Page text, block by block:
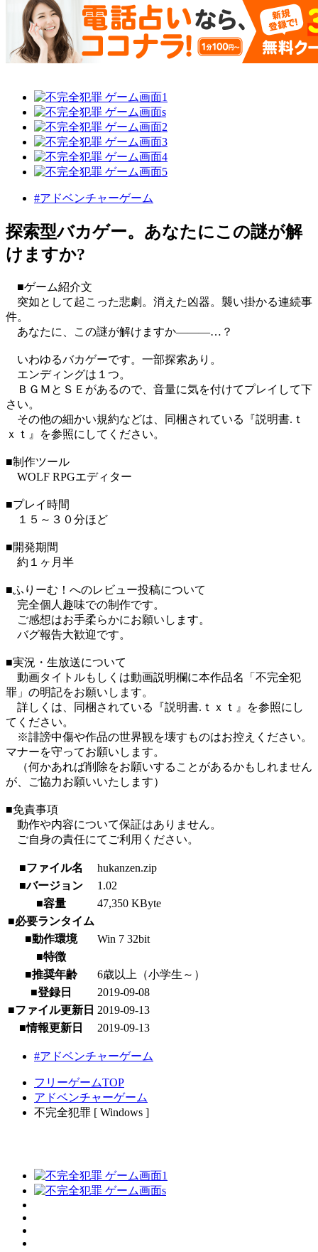
#アドベンチャーゲーム
探索型バカゲー。あなたにこの謎が解
けますか?
■ゲーム紹介文
突如として起こった悲劇。消えた凶器。襲い掛かる連続事
件。
あなたに、この謎が解けますか―――…？
いわゆるバカゲーです。一部探索あり。
エンディングは１つ。
ＢＧＭとＳＥがあるので、音量に気を付けてプレイして下
さい。
その他の細かい規約などは、同梱されている『説明書.ｔ
ｘｔ』を参照にしてください。
■制作ツール
WOLF RPGエディター
■プレイ時間
１５～３０分ほど
■開発期間
約１ヶ月半
■ふりーむ！へのレビュー投稿について
完全個人趣味での制作です。
ご感想はお手柔らかにお願いします。
バグ報告大歓迎です。
■実況・生放送について
動画タイトルもしくは動画説明欄に本作品名「不完全犯
罪」の明記をお願いします。
詳しくは、同梱されている『説明書.ｔｘｔ』を参照にし
てください。
※誹謗中傷や作品の世界観を壊すものはお控えください。
マナーを守ってお願いします。
（何かあれば削除をお願いすることがあるかもしれません
が、ご協力お願いいたします）
■免責事項
動作や内容について保証はありません。
ご自身の責任にてご利用ください。
■ファイル名
hukanzen.zip
■バージョン
1.02
■容量
47,350 KByte
■必要ランタイム
■動作環境
Win 7 32bit
■特徴
■推奨年齢
6歳以上（小学生～）
■登録日
2019-09-08
■ファイル更新日 2019-09-13
■情報更新日
2019-09-13
#アドベンチャーゲーム
フリーゲームTOP
アドベンチャーゲーム
不完全犯罪 [ Windows ]